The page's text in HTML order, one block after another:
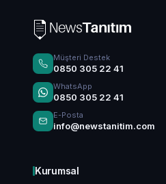
Müşteri Destek
0850 305 22 41
WhatsApp
0850 305 22 41
E-Posta
info@newstanitim.com
Kurumsal